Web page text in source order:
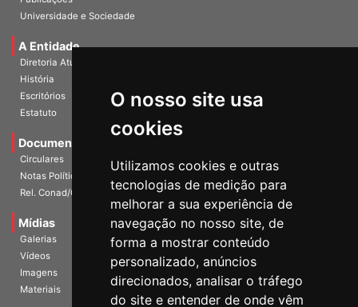
O nosso site usa
cookies
Utilizamos cookies e outras
tecnologias de medição para
melhorar a sua experiência de
navegação no nosso site, de
forma a mostrar conteúdo
personalizado, anúncios
direcionados, analisar o tráfego
do site e entender de onde vêm
Universidade e Sociedade
A Entidade
Diretoria Atual
História
Escritórios
Estatuto
Documentos
Circulares
Notas Políticas
Rel. Conad/Congresso
Mídias
Galerias
Vídeos
Imagens
Materiais